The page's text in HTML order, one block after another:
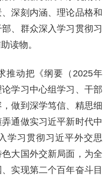
深刻内涵、理论品格和
、群众深入学习贯彻习
读物。
推动把《纲要（2025年
学习中心组学习、干部
做到深学笃信、精思细
通做实习近平新时代中
学习贯彻习近平外交思
大国外交新局面，为全
实现第二个百年奋斗目